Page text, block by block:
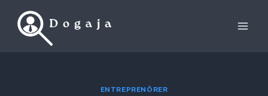
ENTREPRENÖRER